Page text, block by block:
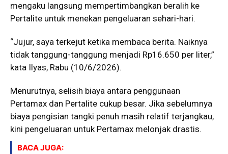
mengaku langsung mempertimbangkan beralih ke
Pertalite untuk menekan pengeluaran sehari-hari.
“Jujur, saya terkejut ketika membaca berita. Naiknya
tidak tanggung-tanggung menjadi Rp16.650 per liter,”
kata Ilyas, Rabu (10/6/2026).
Menurutnya, selisih biaya antara penggunaan
Pertamax dan Pertalite cukup besar. Jika sebelumnya
biaya pengisian tangki penuh masih relatif terjangkau,
kini pengeluaran untuk Pertamax melonjak drastis.
BACA JUGA: